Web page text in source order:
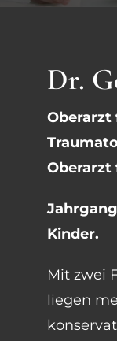
Dr.
Oberarzt
Kinder.
Mit zwei
liegen